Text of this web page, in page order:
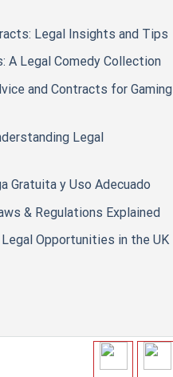
Legal Insights and Tips
A Legal Comedy Collection
and Contracts for Gaming
Legal
Gratuita y Uso Adecuado
& Regulations Explained
Opportunities in the UK